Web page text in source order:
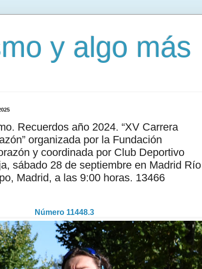
y algo más
Recuerdos año 2024. “XV Carrera
organizada por la Fundación
y coordinada por Club Deportivo
sábado 28 de septiembre en Madrid Río
Madrid, a las 9:00 horas. 13466
Número 11448.3